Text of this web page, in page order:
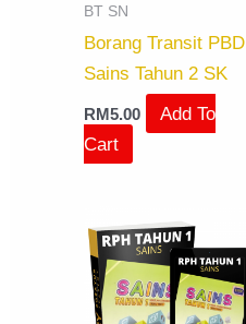
BT SN
Borang Transit PBD
Sains Tahun 2 SK
RM5.00
Add To
Cart